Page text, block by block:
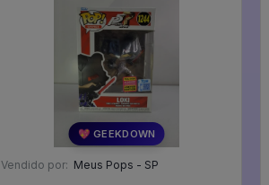
💖 GEEKDOWN
Vendido por: Meus Pops - SP